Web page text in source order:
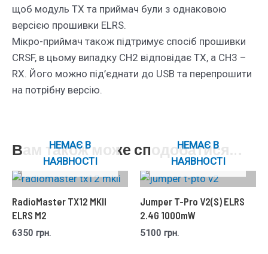
щоб модуль TX та приймач були з однаковою
версією прошивки ELRS.
Мікро-приймач також підтримує спосіб прошивки
CRSF, в цьому випадку CH2 відповідає TX, а CH3 –
RX. Його можно під’єднати до USB та перепрошити
на потрібну версію.
Вам також може сподобатися…
НЕМАЄ В
НАЯВНОСТІ
RadioMaster TX12 MKII
ELRS M2
6350 грн.
НЕМАЄ В
НАЯВНОСТІ
Jumper T-Pro V2(S) ELRS
2.4G 1000mW
5100 грн.